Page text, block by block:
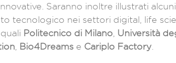
Saranno inoltre illustrati
tecnologico nei settori digital, life
Politecnico di Milano Università
Bio4Dreams e Cariplo Factory